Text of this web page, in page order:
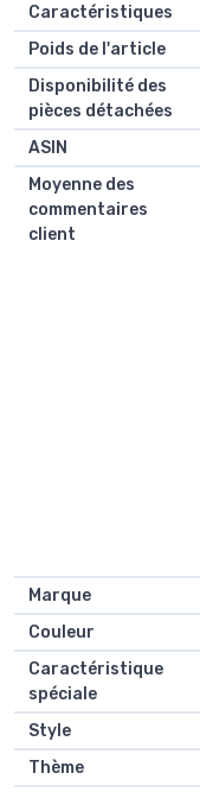
Caractéristiques
Poids de l'article
Disponibilité des
pièces détachées
ASIN
Moyenne des
commentaires
client
Marque
Couleur
Caractéristique
spéciale
Style
Thème